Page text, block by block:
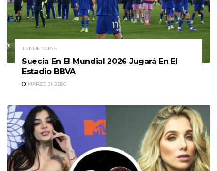
TENDENCIAS
Suecia En El Mundial 2026 Jugará En El
Estadio BBVA
MARZO 31, 2026